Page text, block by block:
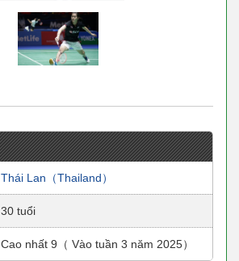
Thái Lan（Thailand）
30 tuổi
Cao nhất 9（ Vào tuần 3 năm 2025）